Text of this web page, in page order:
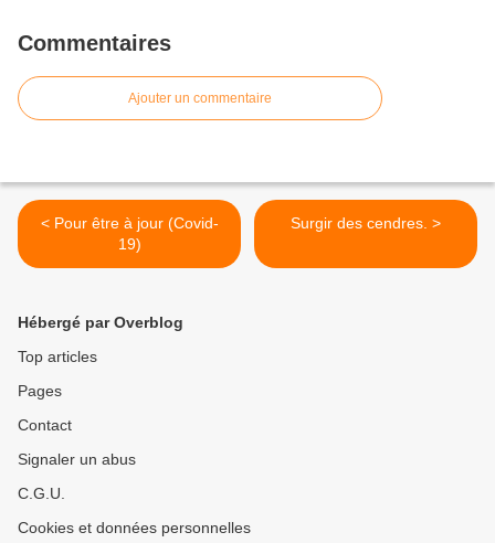
Commentaires
Ajouter un commentaire
< Pour être à jour (Covid-
19)
Surgir des cendres. >
Hébergé par Overblog
Top articles
Pages
Contact
Signaler un abus
C.G.U.
Cookies et données personnelles